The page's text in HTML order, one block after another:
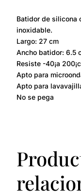
Batidor de silicona
inoxidable.
Largo: 27 cm
Ancho batidor: 6.5
Resiste -40¡a 200¡c
Apto para
Apto para
No se pega